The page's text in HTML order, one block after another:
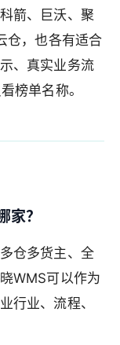
箭、巨沃、聚
仓，也各有适合
、真实业务流
榜单名称。
？
仓多货主、全
WMS可以作为
行业、流程、